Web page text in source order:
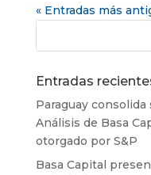
« Entradas más
Entradas
Paraguay
Análisis de Basa
otorgado por S&P
Basa Capital